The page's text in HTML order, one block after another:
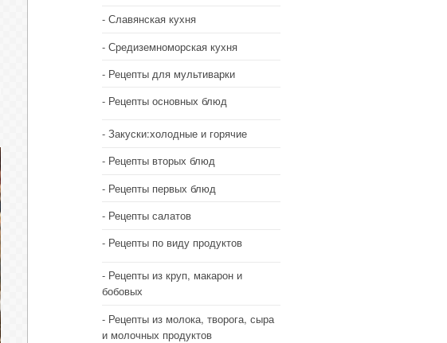
Славянская кухня
Средиземноморская кухня
Рецепты для мультиварки
Рецепты основных блюд
Закуски:холодные и горячие
Рецепты вторых блюд
Рецепты первых блюд
Рецепты салатов
Рецепты по виду продуктов
Рецепты из круп, макарон и
бобовых
Рецепты из молока, творога, сыра
и молочных продуктов